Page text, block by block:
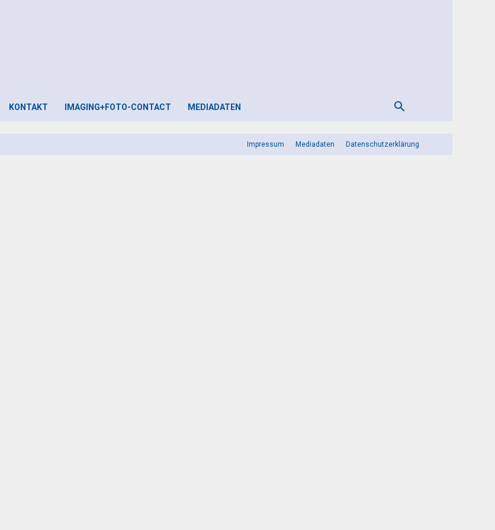
KONTAKT IMAGING+FOTO-CONTACT MEDIADATEN
Impressum Mediadaten Datenschutzerklärung